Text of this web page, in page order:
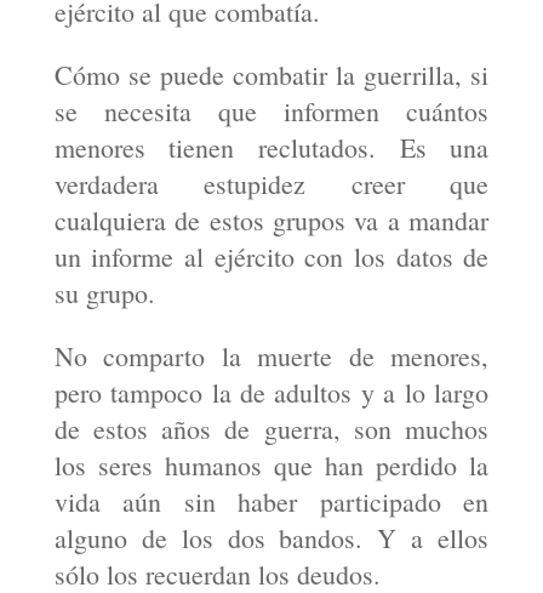
ejército al que combatía.
Cómo se puede combatir la guerrilla, si
se necesita que informen cuántos
menores tienen reclutados. Es una
verdadera estupidez creer que
cualquiera de estos grupos va a mandar
un informe al ejército con los datos de
su grupo.
No comparto la muerte de menores,
pero tampoco la de adultos y a lo largo
de estos años de guerra, son muchos
los seres humanos que han perdido la
vida aún sin haber participado en
alguno de los dos bandos. Y a ellos
sólo los recuerdan los deudos.